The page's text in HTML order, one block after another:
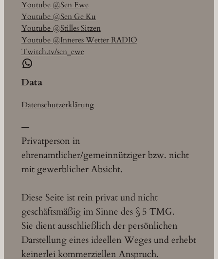
Youtube @Sen Ewe
Youtube @Sen Ge Ku
Youtube @Stilles Sitzen
Youtube @Inneres Wetter RADIO
Twitch.tv/sen_ewe
WhatsApp
Data
Datenschutzerklärung
—
Privatperson in
ehrenamtlicher/gemeinnütziger bzw. nicht
mit gewerblicher Absicht.
Diese Seite ist rein privat und nicht
geschäftsmäßig im Sinne des § 5 TMG.
Sie dient ausschließlich der persönlichen
Darstellung eines ideellen Weges und erhebt
keinerlei kommerziellen Anspruch.